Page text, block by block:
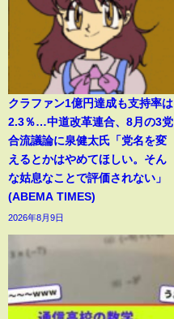
クラファン1億円達成も支持率は
2.3％…中道改革連合、8月の3党
合流議論に泉健太氏「党名を変
えるとかはやめてほしい。そん
な姑息なことで評価されない」
(ABEMA TIMES)
2026年8月9日